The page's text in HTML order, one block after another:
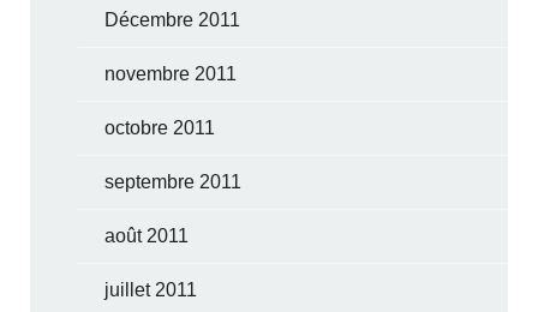
Décembre 2011
novembre 2011
octobre 2011
septembre 2011
août 2011
juillet 2011